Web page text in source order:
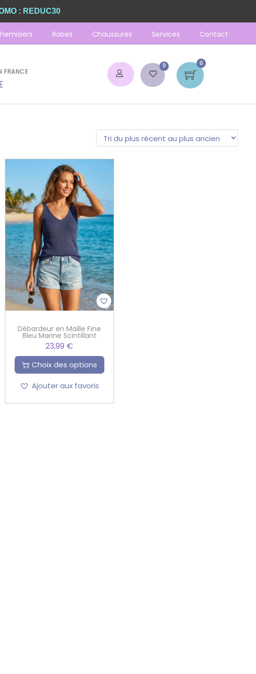
: REDUC30
Robes Chaussures Services Contact
FRANCE
0 0
Débardeur en Maille Fine
Bleu Marine Scintillant
23,99 €
Choix des options
Ajouter aux favoris